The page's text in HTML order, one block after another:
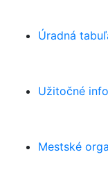
Úradná
Užitočné
Mestské